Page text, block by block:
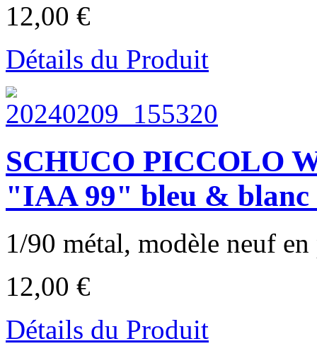
12,00 €
Détails du Produit
SCHUCO PICCOLO
"IAA 99" bleu & blanc
1/90 métal, modèle neuf
12,00 €
Détails du Produit